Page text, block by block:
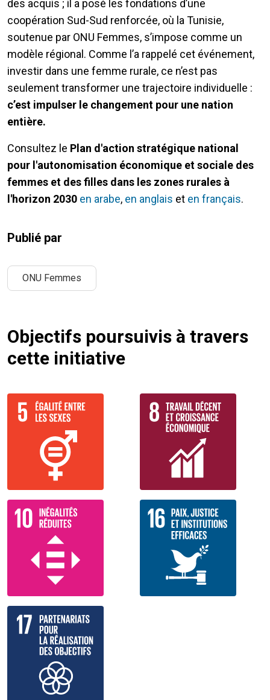
des acquis ; il a posé les fondations d’une
coopération Sud-Sud renforcée, où la Tunisie,
soutenue par ONU Femmes, s’impose comme un
modèle régional. Comme l’a rappelé cet événement,
investir dans une femme rurale, ce n’est pas
seulement transformer une trajectoire individuelle :
c’est impulser le changement pour une nation
entière.
Consultez le Plan d'action stratégique national
pour l'autonomisation économique et sociale des
femmes et des filles dans les zones rurales à
l'horizon 2030 en arabe, en anglais et en français.
Publié par
ONU Femmes
Objectifs poursuivis à travers
cette initiative